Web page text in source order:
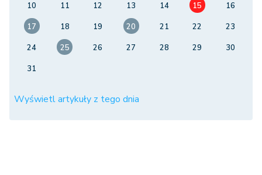
10
11 12 13 14 15
16
17
18 19 20 21 22
23
24
25 26 27 28 29
30
31
Wyświetl artykuły z tego dnia